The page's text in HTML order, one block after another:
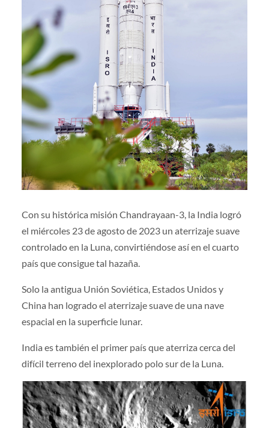
Con su histórica misión Chandrayaan-3, la India logró
el miércoles 23 de agosto de 2023 un aterrizaje suave
controlado en la Luna, convirtiéndose así en el cuarto
país que consigue tal hazaña.
Solo la antigua Unión Soviética, Estados Unidos y
China han logrado el aterrizaje suave de una nave
espacial en la superficie lunar.
India es también el primer país que aterriza cerca del
difícil terreno del inexplorado polo sur de la Luna.